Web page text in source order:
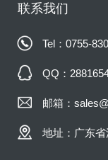
联系我们
Tel：0755-
QQ：
邮箱：
地址：广东